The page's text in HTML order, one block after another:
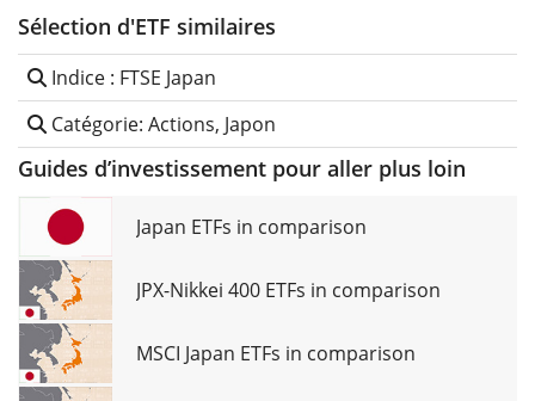
Sélection d'ETF similaires
Indice : FTSE Japan
Catégorie: Actions, Japon
Guides d’investissement pour aller plus loin
Japan ETFs in comparison
JPX-Nikkei 400 ETFs in comparison
MSCI Japan ETFs in comparison